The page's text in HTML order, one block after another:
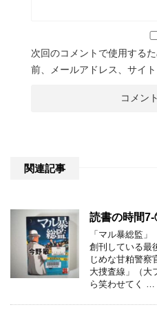
次回のコメントで使用する
前、メールアドレス、サイト
関連記事
読書の時間
「マル暴総監
創刊している最
じめな甘粕警察
大捜査線」（大
ら笑わせてく …